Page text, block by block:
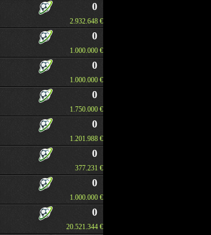
0
2.932.648 €
0
1.000.000 €
0
1.000.000 €
0
1.750.000 €
0
1.201.988 €
0
377.231 €
0
1.000.000 €
0
20.521.344 €